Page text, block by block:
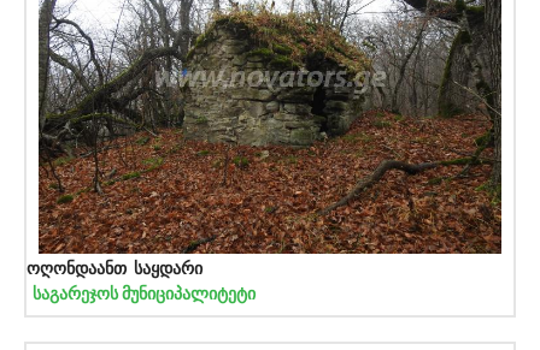
ოღონდაანთ საყდარი
საგარეჯოს მუნიციპალიტეტი